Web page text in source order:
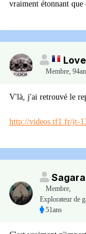
vraiment étonnant
Membre,
V'là, j'ai retrouvé le
http://videos.tf1.fr/jt-
Membre,
Explorateur de
51ans